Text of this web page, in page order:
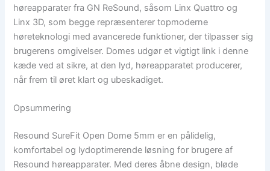
høreapparater fra GN ReSound, såsom Linx Quattro og
Linx 3D, som begge repræsenterer topmoderne
høreteknologi med avancerede funktioner, der tilpasser sig
brugerens omgivelser. Domes udgør et vigtigt link i denne
kæde ved at sikre, at den lyd, høreapparatet producerer,
når frem til øret klart og ubeskadiget.
Opsummering
Resound SureFit Open Dome 5mm er en pålidelig,
komfortabel og lydoptimerende løsning for brugere af
Resound høreapparater. Med deres åbne design, bløde